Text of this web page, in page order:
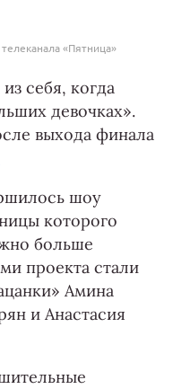
«Пятница»
себя, когда
девочках».
выхода финала
шоу
которого
больше
проекта стали
Амина
и Анастасия